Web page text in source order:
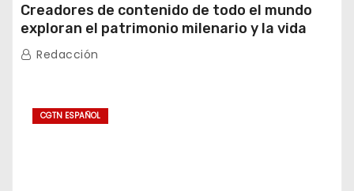
Creadores de contenido de todo el mundo
exploran el patrimonio milenario y la vida
moderna de Xinjiang
Redacción
CGTN ESPAÑOL